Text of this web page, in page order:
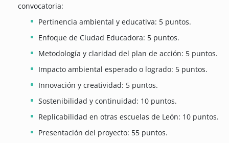
convocatoria:
Pertinencia ambiental y educativa: 5 puntos.
Enfoque de Ciudad Educadora: 5 puntos.
Metodología y claridad del plan de acción: 5 puntos.
Impacto ambiental esperado o logrado: 5 puntos.
Innovación y creatividad: 5 puntos.
Sostenibilidad y continuidad: 10 puntos.
Replicabilidad en otras escuelas de León: 10 puntos.
Presentación del proyecto: 55 puntos.